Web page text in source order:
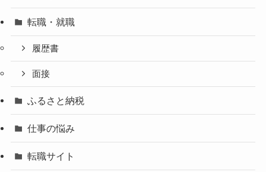
転職・就職
履歴書
面接
ふるさと納税
仕事の悩み
転職サイト